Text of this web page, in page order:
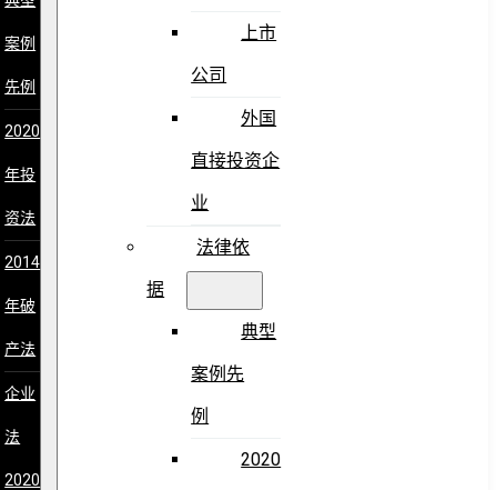
案例
先例
2020
年投
资法
2014
年破
产法
企业
法
2020
上市
公司
外国
直接投资企
业
法律依
据
典型
案例先
例
2020